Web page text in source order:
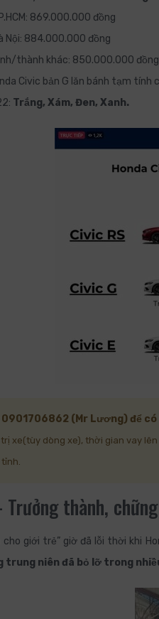
869.000.000 đồng
Nội: 884.000.000 đồng
thành khác: 850.000.000 đồng
Civic bản G lăn bánh tạm
Trắng, Xám, Đen, Xanh.
(Mr Lương) để có
xe(tùy dòng xe), thời gian vay
thành,
cho giới trẻ” giờ đã lỗi thời khi
trung niên đã bỏ lỡ trong